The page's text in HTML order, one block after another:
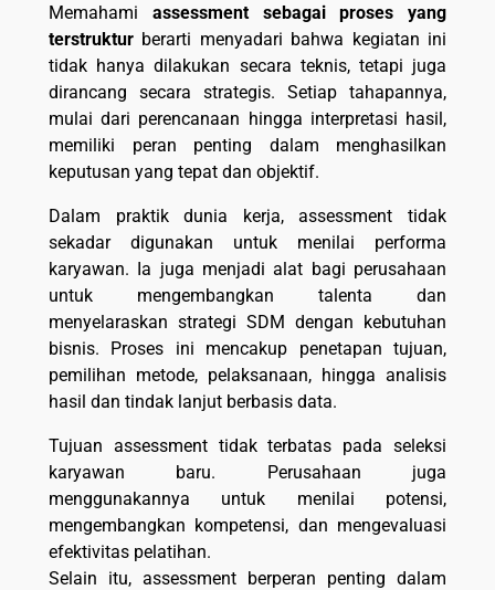
Memahami assessment sebagai proses yang
terstruktur berarti menyadari bahwa kegiatan ini
tidak hanya dilakukan secara teknis, tetapi juga
dirancang secara strategis. Setiap tahapannya,
mulai dari perencanaan hingga interpretasi hasil,
memiliki peran penting dalam menghasilkan
keputusan yang tepat dan objektif.
Dalam praktik dunia kerja, assessment tidak
sekadar digunakan untuk menilai performa
karyawan. Ia juga menjadi alat bagi perusahaan
untuk mengembangkan talenta dan
menyelaraskan strategi SDM dengan kebutuhan
bisnis. Proses ini mencakup penetapan tujuan,
pemilihan metode, pelaksanaan, hingga analisis
hasil dan tindak lanjut berbasis data.
Tujuan assessment tidak terbatas pada seleksi
karyawan baru. Perusahaan juga
menggunakannya untuk menilai potensi,
mengembangkan kompetensi, dan mengevaluasi
efektivitas pelatihan.
Selain itu, assessment berperan penting dalam